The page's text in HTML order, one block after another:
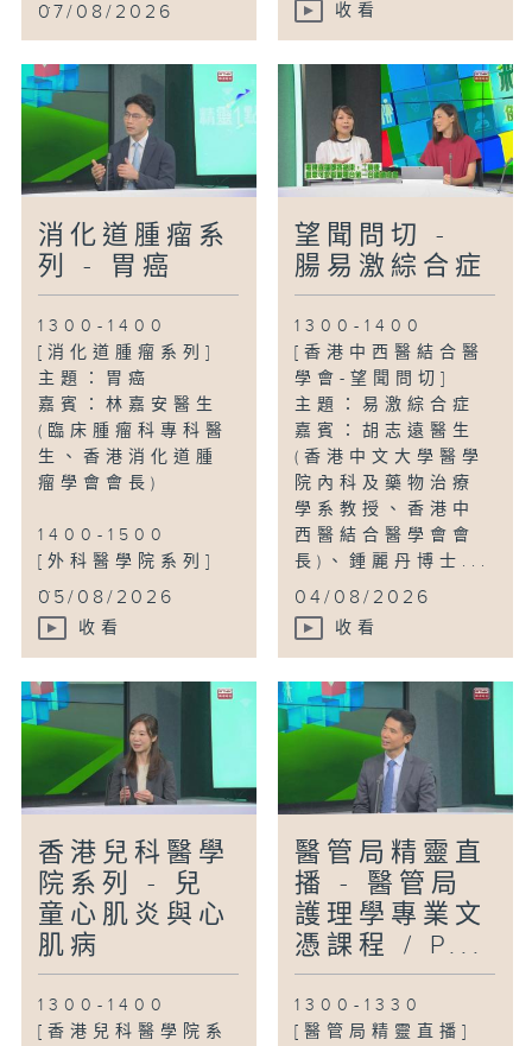
07/08/2026 收看
消化道腫瘤系
列 - 胃癌
1300-1400
[消化道腫瘤系列]
主題：胃癌
嘉賓：林嘉安醫生
(臨床腫瘤科專科醫
生、香港消化道腫
瘤學會會長)
1400-1500
[外科醫學院系列]
...
05/08/2026
收看
望聞問切 -
腸易激綜合症
1300-1400
[香港中西醫結合醫
學會-望聞問切]
主題：易激綜合症
嘉賓：胡志遠醫生
(香港中文大學醫學
院內科及藥物治療
學系教授、香港中
西醫結合醫學會會
長)、鍾麗丹博士...
04/08/2026
收看
香港兒科醫學
院系列 - 兒
童心肌炎與心
肌病
1300-1400
[香港兒科醫學院系
醫管局精靈直
播 - 醫管局
護理學專業文
憑課程 / P...
1300-1330
[醫管局精靈直播]